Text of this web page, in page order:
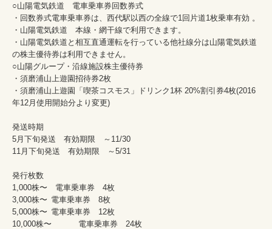
○山陽電気鉄道　電車乗車券回数券式
・回数券式電車乗車券は、西代駅以西の全線で1回片道1枚乗車有効 。
・山陽電気鉄道　本線・網干線で利用できます。
・山陽電気鉄道と相互直通運転を行っている他社線分は山陽電気鉄道
の株主優待券は利用できません。
○山陽グループ・沿線施設株主優待券
・須磨浦山上遊園招待券2枚
・須磨浦山上遊園「喫茶コスモス」ドリンク1杯 20%割引券4枚(2016
年12月使用開始分より変更)
発送時期
5月下旬発送　有効期限　～11/30
11月下旬発送　有効期限　～5/31
発行枚数
1,000株〜　電車乗車券　4枚
3,000株〜	電車乗車券　8枚
5,000株〜	電車乗車券　12枚
10,000株〜	　電車乗車券　24枚